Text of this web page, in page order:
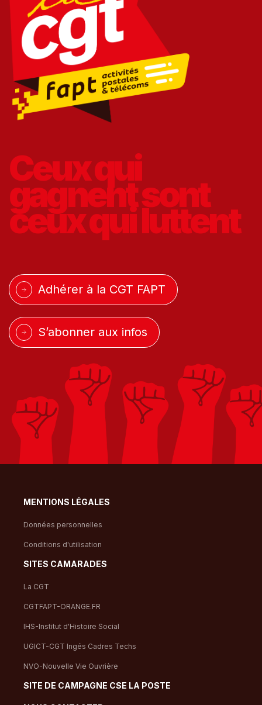
Ceux qui
gagnentsont
ceux quiluttent
Adhérer à la CGT FAPT
S’abonner aux infos
MENTIONS LÉGALES
Données personnelles
Conditions d'utilisation
SITES CAMARADES
La CGT
CGTFAPT-ORANGE.FR
IHS-Institut d'Histoire Social
UGICT-CGT Ingés Cadres Techs
NVO-Nouvelle Vie Ouvrière
SITE DE CAMPAGNE CSE LA POSTE